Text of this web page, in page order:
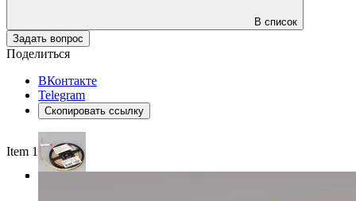
В список
Задать вопрос
Поделиться
ВКонтакте
Telegram
Скопировать ссылку
Item 1 of 3